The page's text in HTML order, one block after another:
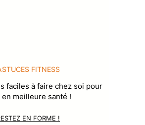
FITNESS
faciles à faire chez soi pour
meilleure santé !
EN FORME !